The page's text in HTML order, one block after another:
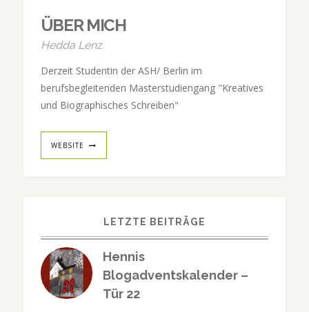
ÜBER MICH
Hedda Lenz
Derzeit Studentin der ASH/ Berlin im
berufsbegleitenden Masterstudiengang "Kreatives
und Biographisches Schreiben"
WEBSITE
LETZTE BEITRÄGE
Hennis
Blogadventskalender –
Tür 22